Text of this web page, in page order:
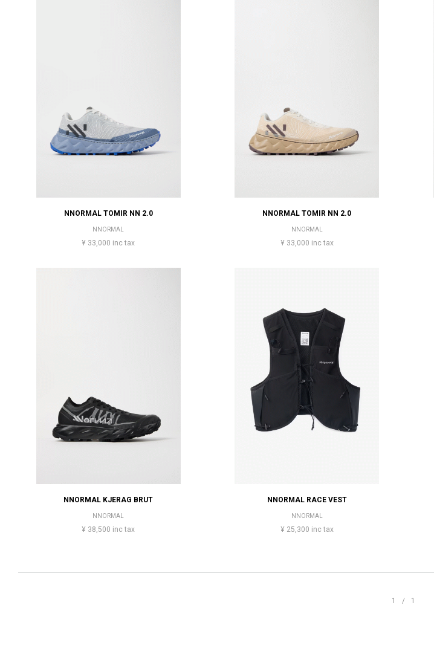
NNORMAL TOMIR NN 2.0
NNORMAL
¥ 33,000 inc tax
NNORMAL TOMIR NN 2.0
NNORMAL
¥ 33,000 inc tax
NNORMAL KJERAG BRUT
NNORMAL
¥ 38,500 inc tax
NNORMAL RACE VEST
NNORMAL
¥ 25,300 inc tax
1/1